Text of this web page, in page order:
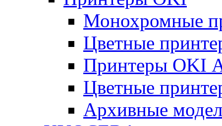
Монохромные
Цветные
Принтеры OKI
Цветные
Архивные